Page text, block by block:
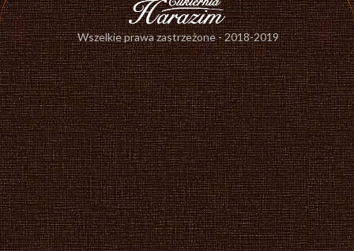
Wszelkie prawa zastrzeżone - 2018-2019